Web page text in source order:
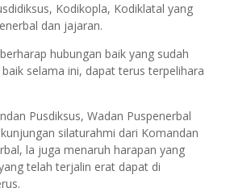
Kodikopla, Kodiklatal yang
dan jajaran.
hubungan baik yang sudah
selama ini, dapat terus terpelihara
Pusdiksus, Wadan Puspenerbal
silaturahmi dari Komandan
la juga menaruh harapan yang
telah terjalin erat dapat di